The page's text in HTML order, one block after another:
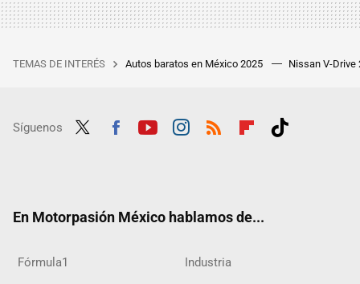
TEMAS DE INTERÉS Autos baratos en México 2025 Nissan V-Drive
Síguenos
En Motorpasión México hablamos de...
Fórmula1 Industria